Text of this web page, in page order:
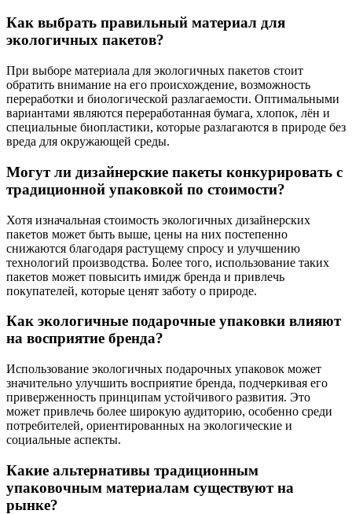
Как выбрать правильный материал для
экологичных пакетов?
При выборе материала для экологичных пакетов стоит
обратить внимание на его происхождение, возможность
переработки и биологической разлагаемости. Оптимальными
вариантами являются переработанная бумага, хлопок, лён и
специальные биопластики, которые разлагаются в природе без
вреда для окружающей среды.
Могут ли дизайнерские пакеты конкурировать с
традиционной упаковкой по стоимости?
Хотя изначальная стоимость экологичных дизайнерских
пакетов может быть выше, цены на них постепенно
снижаются благодаря растущему спросу и улучшению
технологий производства. Более того, использование таких
пакетов может повысить имидж бренда и привлечь
покупателей, которые ценят заботу о природе.
Как экологичные подарочные упаковки влияют
на восприятие бренда?
Использование экологичных подарочных упаковок может
значительно улучшить восприятие бренда, подчеркивая его
приверженность принципам устойчивого развития. Это
может привлечь более широкую аудиторию, особенно среди
потребителей, ориентированных на экологические и
социальные аспекты.
Какие альтернативы традиционным
упаковочным материалам существуют на
рынке?